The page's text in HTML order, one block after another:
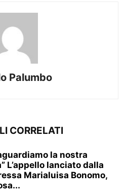
Palumbo
CORRELATI
la nostra
L’appello lanciato dalla
Marialuisa Bonomo,